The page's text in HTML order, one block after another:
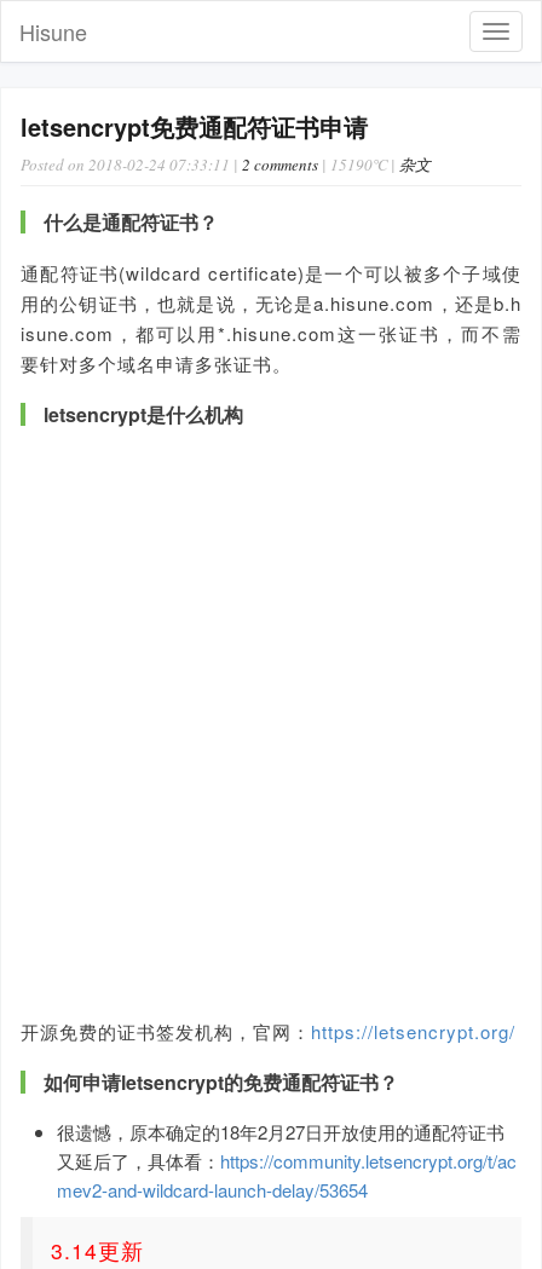
Hisune
letsencrypt免费通配符证书申请
Posted on 2018-02-24 07:33:11 | 2 comments | 15190℃ | 杂文
什么是通配符证书？
通配符证书(wildcard certificate)是一个可以被多个子域使
用的公钥证书，也就是说，无论是a.hisune.com，还是b.h
isune.com，都可以用*.hisune.com这一张证书，而不需
要针对多个域名申请多张证书。
letsencrypt是什么机构
开源免费的证书签发机构，官网： https://letsencrypt.org/
如何申请letsencrypt的免费通配符证书？
很遗憾，原本确定的18年2月27日开放使用的通配符证书
又延后了，具体看： https://community.letsencrypt.org/t/ac
mev2-and-wildcard-launch-delay/53654
3.14更新